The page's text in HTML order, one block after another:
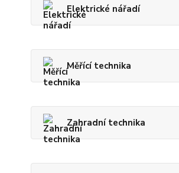
Elektrické nářadí
Měřící technika
Zahradní technika